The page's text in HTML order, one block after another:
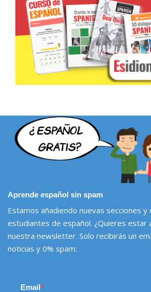
Aprende español sin spam
Estamos añadiendo nuevas secciones y
estudiantes de español. ¿Quieres estar
nuestra newsletter. Solo recibirás un
noticias y 0% spam:
Email